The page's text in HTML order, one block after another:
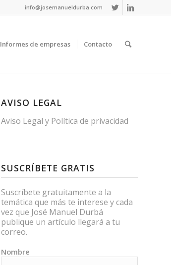
info@josemanueldurba.com
Informes de empresas Contacto
AVISO LEGAL
Aviso Legal y Política de privacidad
SUSCRÍBETE GRATIS
Suscríbete gratuitamente a la
temática que más te interese y cada
vez que José Manuel Durbá
publique un artículo llegará a tu
correo.
Nombre